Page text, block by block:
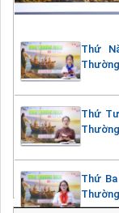
Thứ
Thứ
Thứ